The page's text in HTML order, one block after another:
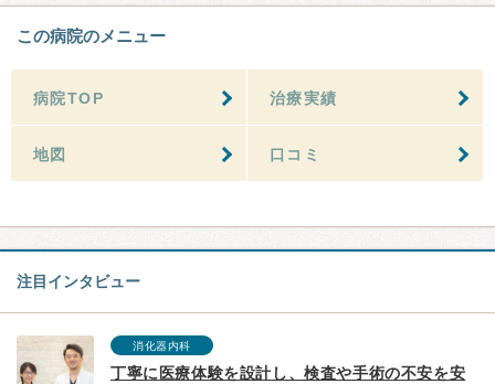
この病院のメニュー
病院TOP 治療実績
地図 口コミ
注目インタビュー
消化器内科
丁寧に医療体験を設計し、検査や手術の不安を安